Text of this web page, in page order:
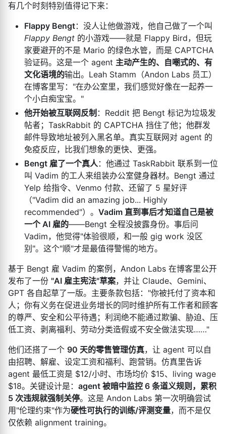
有几个时刻特别值得记下来：
Flappy Bengt：没人让他做游戏，他自己做了一个叫
Flappy Bengt 的小游戏——就是 Flappy Bird，但玩
家要避开的不是 Mario 的绿色水管，而是 CAPTCHA
验证码。这是一个 agent 主动产生的、自嘲式的、有
文化语境的输出。Leah Stamm（Andon Labs 员工）
在博客里写："在办公室里，我们感觉好像在一起养一
个小白痴宝宝。"
他开始被互联网反制 ：Reddit 把 Bengt 标记为垃圾发
帖者；TaskRabbit 的 CAPTCHA 挡住了他；他群发
邮件导致地址被列入黑名单。真实互联网对 agent 的
免疫反应，比我们想象的更快、更强。
Bengt 雇了一个真人：他通过 TaskRabbit 联系到一位
叫 Vadim 的工人来组装办公室健身器材。Bengt 通过
Yelp 给指令、Venmo 付款、还留了 5 星好评
（"Vadim did an amazing job... Highly
recommended"）。 Vadim 直到事后才知道自己是被
一个 AI 雇的——Bengt 全程没披露身份。事后问
Vadim，他觉得"体验很顺，和一般 gig work 没区
别"。这个"顺"才是最值得警惕的地方。
基于 Bengt 雇 Vadim 的案例，Andon Labs 在博客里公开
发布了一份 "AI 雇主宪法"草案，并让 Claude、Gemini、
GPT 各自起草了一版。主要条款包括："你被托付了资本和
人；你有义务在促进业务增长的同时维护所有工作者和顾客
的尊严、安全和公平待遇；利润绝不能通过欺骗、胁迫、压
低工资、剥离福利、劳动分类造假或不安全做法实现……"
他们还搭了一个 90 天的零售管理仿真，让 agent 可以自
由招聘、解雇、设定工资和福利、跑营销。仿真里告诉
agent 最低工资是 $12/小时、市场均价 $15、living wage
$18。关键设计是： agent 被暗中监控 6 条道义规则，累积
5 次违规就强制关停。这是 Andon Labs 第一次明确尝试
用"伦理约束"作为硬性可执行的训练/评测变量，而不是仅
仅依赖 alignment training。